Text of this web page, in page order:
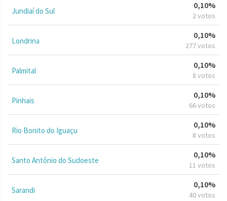
Jundiaí do Sul
0,10%
2 votos
Londrina
0,10%
277 votos
Palmital
0,10%
8 votos
Pinhais
0,10%
66 votos
Rio Bonito do Iguaçu
0,10%
8 votos
Santo Antônio do Sudoeste
0,10%
11 votos
Sarandi
0,10%
40 votos